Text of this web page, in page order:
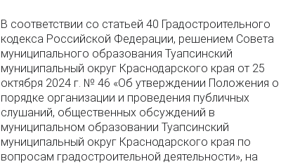
В соответствии со статьей 40 Градостроительного
кодекса Российской Федерации, решением Совета
муниципального образования Туапсинский
муниципальный округ Краснодарского края от 25
октября 2024 г. № 46 «Об утверждении Положения о
порядке организации и проведения публичных
слушаний, общественных обсуждений в
муниципальном образовании Туапсинский
муниципальный округ Краснодарского края по
вопросам градостроительной деятельности», на